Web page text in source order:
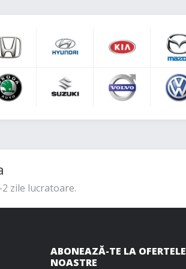
zile lucratoare.
ABONEAZĂ-TE LA OFERTELE
NOASTRE